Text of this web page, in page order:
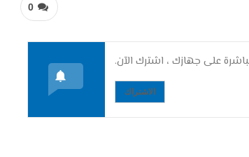
0
على جهازك ، اشترك الآن.
الاشتراك